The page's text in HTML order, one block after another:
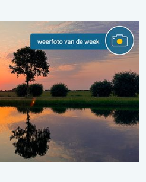
uploader. . . zaterdag